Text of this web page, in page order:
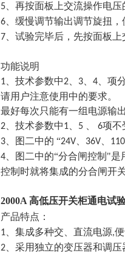
5 、再按面板上交流操作电压
6 、缓慢调节输出调节旋扭
7 、试验完毕后，先按面板
功能说明
1 、技术参数中2 3 4 、项
请用户注意使用中的要求。
最好每次只能有一组电源输出
2 、技术参数中1 5 6项不
3 、图二中的 “24V 36V
4 、图二中的“分合闸控制"
控制时就将集成的分合闸开
2000A 高低压开关柜通电试
产品特点：
1 、集成多种交、直流电源,
2 、采用独立的变压器和调压